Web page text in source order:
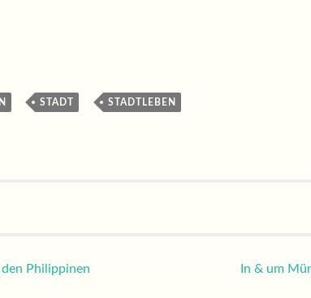
, STADT , STADTLEBEN
Philippinen In & um